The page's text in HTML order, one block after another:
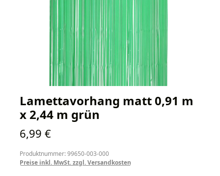
Lamettavorhang matt 0,91 m
x 2,44 m grün
Regulärer Preis:
6,99 €
Produktnummer: 99650-003-000
Preise inkl. MwSt. zzgl. Versandkosten